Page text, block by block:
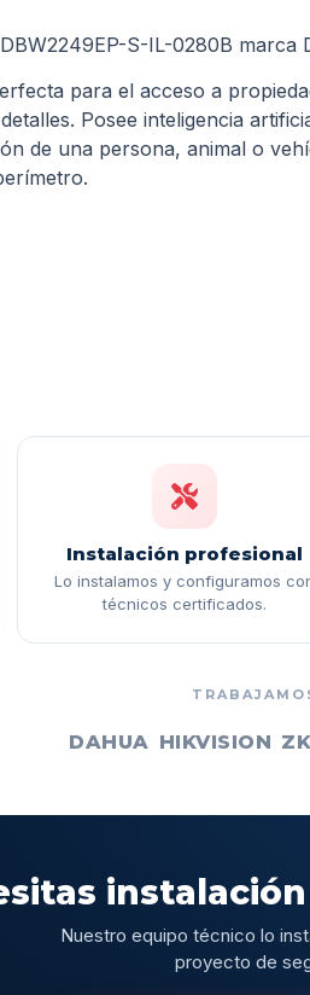
S-IL-0280B marca
para el acceso a
Posee inteligencia
de una persona, animal o
Instalación profesional
Lo instalamos y configuramos
técnicos certificados.
DAHUA HIKVISION
Nuestro equipo técnico lo
proyecto de